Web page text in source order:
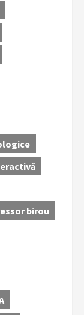
birou